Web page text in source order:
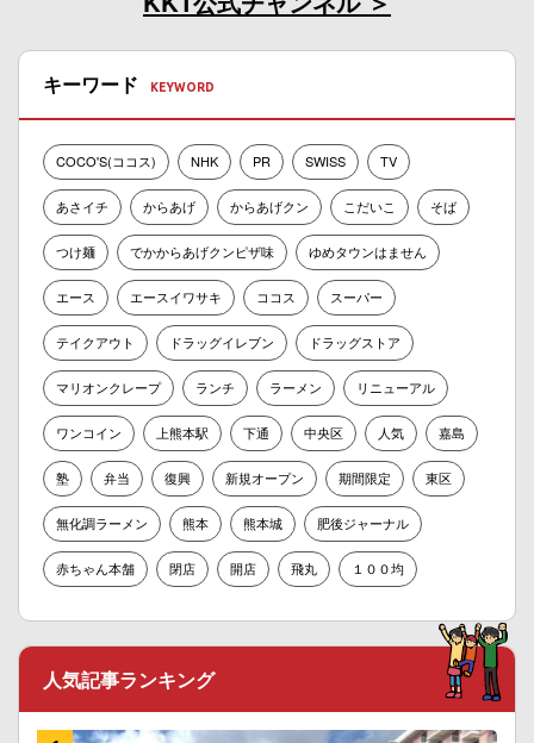
キーワード
COCO'S(ココス) NHK PR SWISS TV
あさイチ からあげ からあげクン こだいこ そば
つけ麺 でかからあげクンピザ味 ゆめタウンはません
エース エースイワサキ ココス スーパー
テイクアウト ドラッグイレブン ドラッグストア
マリオンクレープ ランチ ラーメン リニューアル
ワンコイン 上熊本駅 下通 中央区 人気 嘉島
塾 弁当 復興 新規オープン 期間限定 東区
無化調ラーメン 熊本 熊本城 肥後ジャーナル
赤ちゃん本舗 閉店 開店 飛丸 １００均
人気記事ランキング